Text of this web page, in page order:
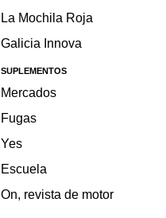
La Mochila Roja
Galicia Innova
SUPLEMENTOS
Mercados
Fugas
Yes
Escuela
On, revista de motor